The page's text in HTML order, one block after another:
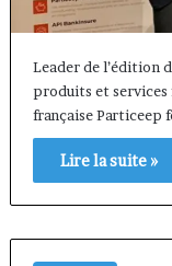
Leader de l’édition
produits et
française Particeep
Lire la suite »